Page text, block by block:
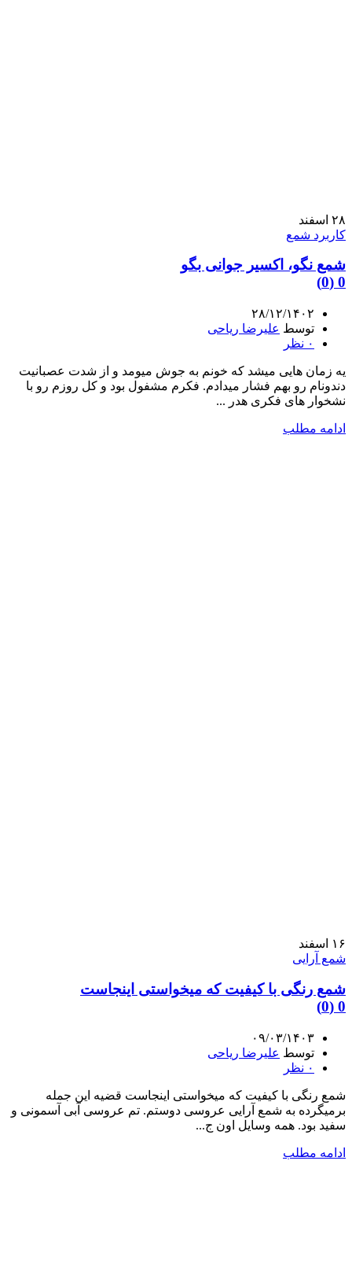
۲۸ اسفند
کاربرد شمع
شمع نگو، اکسیر جوانی بگو
0 (0)
۲۸/۱۲/۱۴۰۲
توسط علیرضا ریاحی
۰ نظر
یه زمان هایی میشد که خونم به جوش میومد و از شدت عصبانیت
دندونام رو بهم فشار میدادم. فکرم مشفول بود و کل روزم رو با
نشخوار های فکری هدر ...
ادامه مطلب
۱۶
اسفند
شمع آرایی
شمع رنگی با کیفیت که میخواستی اینجاست
0 (0)
۰۹/۰۳/۱۴۰۳
توسط علیرضا ریاحی
۰ نظر
شمع رنگی با کیفیت که میخواستی اینجاست قضیه این جمله
برمیگرده به شمع آرایی عروسی دوستم. تم عروسی آبی آسمونی و
سفید بود. همه وسایل اون ج...
ادامه مطلب